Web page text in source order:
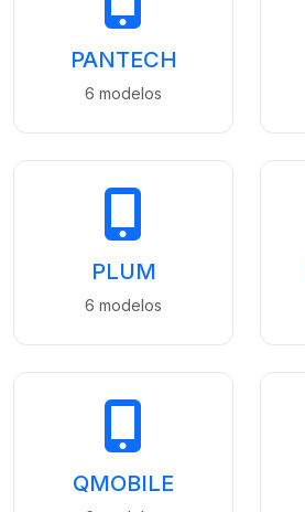
PANTECH
6 modelos
PLUM
6 modelos
QMOBILE